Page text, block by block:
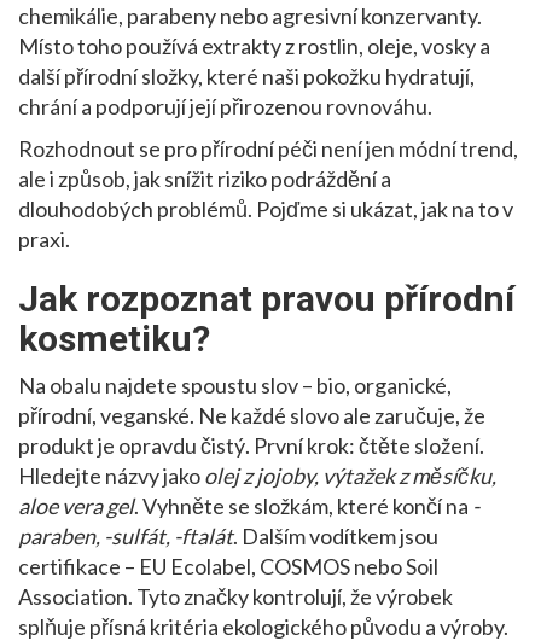
chemikálie, parabeny nebo agresivní konzervanty.
Místo toho používá extrakty z rostlin, oleje, vosky a
další přírodní složky, které naši pokožku hydratují,
chrání a podporují její přirozenou rovnováhu.
Rozhodnout se pro přírodní péči není jen módní trend,
ale i způsob, jak snížit riziko podráždění a
dlouhodobých problémů. Pojďme si ukázat, jak na to v
praxi.
Jak rozpoznat pravou přírodní
kosmetiku?
Na obalu najdete spoustu slov – bio, organické,
přírodní, veganské. Ne každé slovo ale zaručuje, že
produkt je opravdu čistý. První krok: čtěte složení.
Hledejte názvy jakoolej z jojoby, výtažek z měsíčku,
aloe vera gel. Vyhněte se složkám, které končí na -
paraben, -sulfát, -ftalát. Dalším vodítkem jsou
certifikace – EU Ecolabel, COSMOS nebo Soil
Association. Tyto značky kontrolují, že výrobek
splňuje přísná kritéria ekologického původu a výroby.